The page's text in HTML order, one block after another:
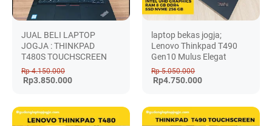
JUAL BELI LAPTOP
JOGJA : THINKPAD
T480S TOUCHSCREEN
Rp 4.150.000
Rp3.850.000
laptop bekas jogja;
Lenovo Thinkpad T490
Gen10 Mulus Elegat
Rp 5.050.000
Rp4.750.000